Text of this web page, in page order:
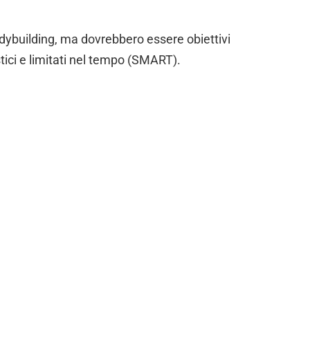
ma dovrebbero essere obiettivi
e limitati nel tempo (SMART).